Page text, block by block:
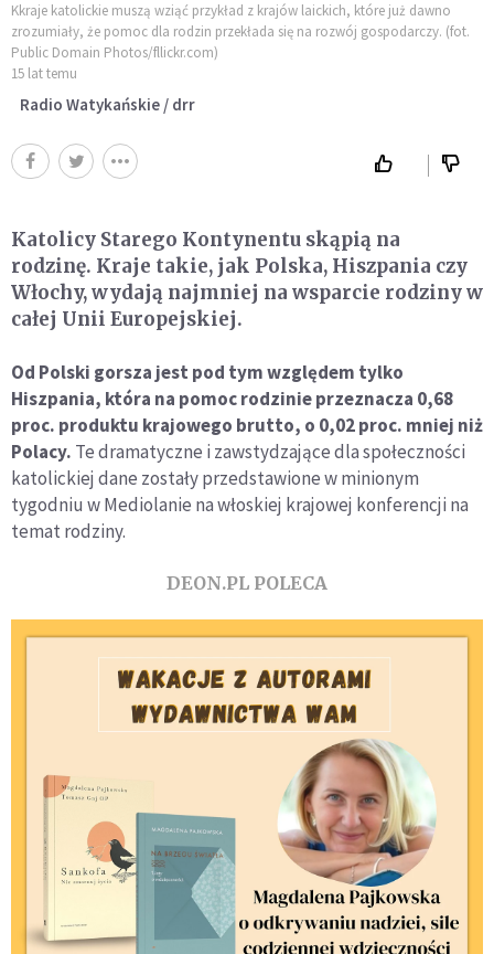
Kkraje katolickie muszą wziąć przykład z krajów laickich, które już dawno
zrozumiały, że pomoc dla rodzin przekłada się na rozwój gospodarczy. (fot.
Public Domain Photos/fllickr.com)
15 lat temu
Radio Watykańskie / drr
Katolicy Starego Kontynentu skąpią na
rodzinę. Kraje takie, jak Polska, Hiszpania czy
Włochy, wydają najmniej na wsparcie rodziny w
całej Unii Europejskiej.
Od Polski gorsza jest pod tym względem tylko
Hiszpania, która na pomoc rodzinie przeznacza 0,68
proc. produktu krajowego brutto, o 0,02 proc. mniej niż
Polacy. Te dramatyczne i zawstydzające dla społeczności
katolickiej dane zostały przedstawione w minionym
tygodniu w Mediolanie na włoskiej krajowej konferencji na
temat rodziny.
DEON.PL POLECA